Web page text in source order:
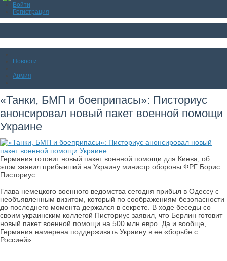
Войти
Регистрация
Новости
Армия
«Танки, БМП и боеприпасы»: Писториус
анонсировал новый пакет военной помощи
Украине
Германия готовит новый пакет военной помощи для Киева, об
этом заявил прибывший на Украину министр обороны ФРГ Борис
Писториус.
Глава немецкого военного ведомства сегодня прибыл в Одессу с
необъявленным визитом, который по соображениям безопасности
до последнего момента держался в секрете. В ходе беседы со
своим украинским коллегой Писториус заявил, что Берлин готовит
новый пакет военной помощи на 500 млн евро. Да и вообще,
Германия намерена поддерживать Украину в ее «борьбе с
Россией».